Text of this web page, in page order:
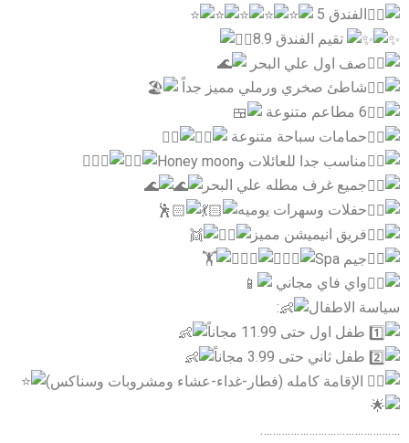
الفندق 5
صف اول علي البحر
شاطئ صخري ورملي مميز جداً
6 مطاعم متنوعة
حمامات سباحة متنوعة
مناسب جدا للعائلات وHoney moon
جميع غرف مطله علي البحر
حفلات وسهرات يوميه
فريق انيميشن مميز
جيم Spa
واي فاي مجاني
سياسة الاطفال
:
طفل اول حتى 11.99 مجاناً
طفل ثاني حتى 3.99 مجاناً
الإقامة كامله (فطار-غداء-عشاء ومشروبات وسناكس)
……………………………………….